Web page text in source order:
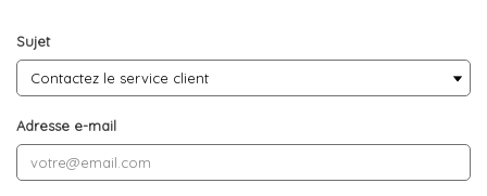
Sujet
Adresse e-mail